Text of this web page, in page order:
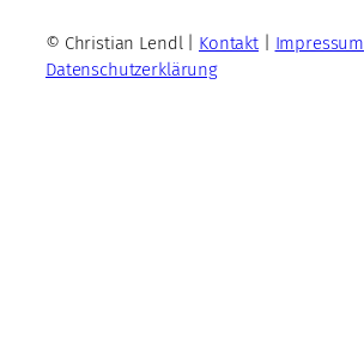
© Christian Lendl | Kontakt| Impressum
Datenschutzerklärung